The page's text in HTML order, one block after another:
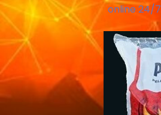
online 24/7